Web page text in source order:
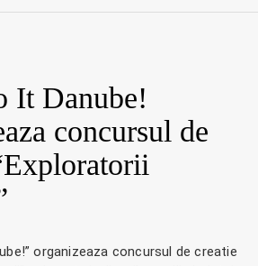
It Danube!
concursul de
organizeaza concursul de creatie